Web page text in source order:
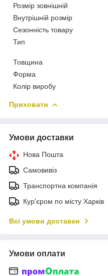
Розмір зовнішній
Внутрішній розмір
Сезонність товару
Тип
Товщина
Форма
Колір виробу
Приховати
Умови доставки
Нова Пошта
Самовивіз
Транспортна компанія
Кур'єром по місту Харків
Всі умови доставки
Умови оплати